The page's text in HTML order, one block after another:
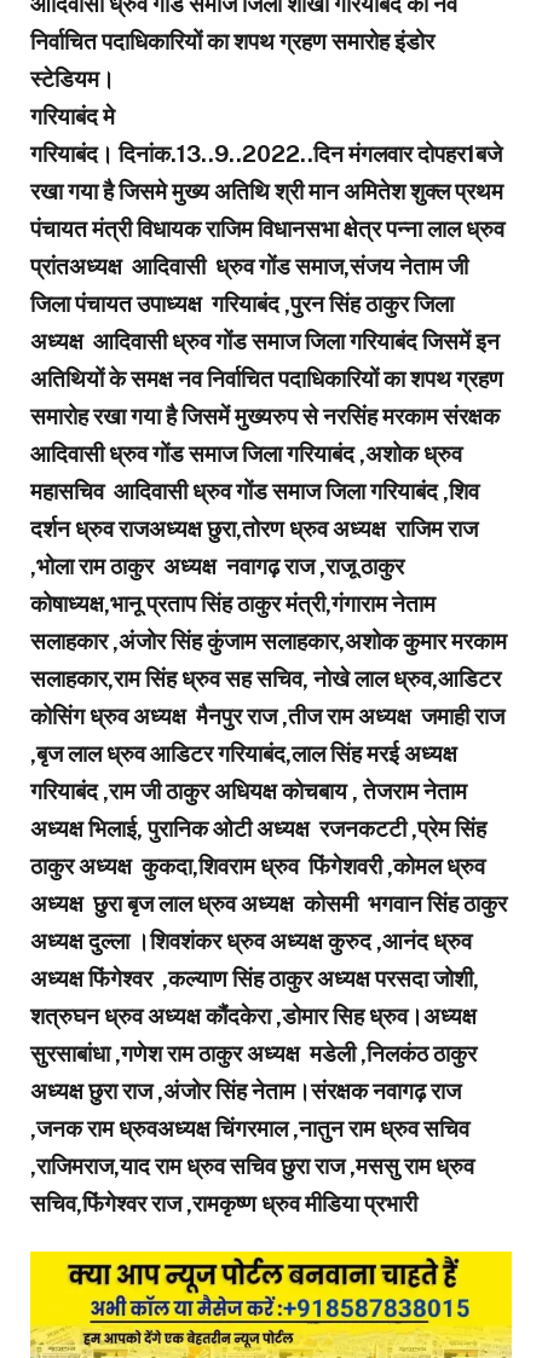
निर्वाचित पदाधिकारियों का शपथ ग्रहण समारोह इंडोर
स्टेडियम।
गरियाबंद मे
गरियाबंद। दिनांक.13..9..2022..दिन मंगलवार दोपहर1बजे
रखा गया है जिसमे मुख्य अतिथि श्री मान अमितेश शुक्ल प्रथम
पंचायत मंत्री विधायक राजिम विधानसभा क्षेत्र पन्ना लाल ध्रुव
प्रांतअध्यक्ष आदिवासी ध्रुव गोंड समाज,संजय नेताम जी
जिला पंचायत उपाध्यक्ष गरियाबंद ,पुरन सिंह ठाकुर जिला
अध्यक्ष आदिवासी ध्रुव गोंड समाज जिला गरियाबंद जिसमें इन
अतिथियों के समक्ष नव निर्वाचित पदाधिकारियों का शपथ ग्रहण
समारोह रखा गया है जिसमें मुख्यरुप से नरसिंह मरकाम संरक्षक
आदिवासी ध्रुव गोंड समाज जिला गरियाबंद ,अशोक ध्रुव
महासचिव आदिवासी ध्रुव गोंड समाज जिला गरियाबंद ,शिव
दर्शन ध्रुव राजअध्यक्ष छुरा,तोरण ध्रुव अध्यक्ष राजिम राज
,भोला राम ठाकुर अध्यक्ष नवागढ़ राज ,राजू ठाकुर
कोषाध्यक्ष,भानू प्रताप सिंह ठाकुर मंत्री,गंगाराम नेताम
सलाहकार ,अंजोर सिंह कुंजाम सलाहकार,अशोक कुमार मरकाम
सलाहकार,राम सिंह ध्रुव सह सचिव, नोखे लाल ध्रुव,आडिटर
कोसिंग ध्रुव अध्यक्ष मैनपुर राज ,तीज राम अध्यक्ष जमाही राज
,बृज लाल ध्रुव आडिटर गरियाबंद,लाल सिंह मरई अध्यक्ष
गरियाबंद ,राम जी ठाकुर अधियक्ष कोचबाय , तेजराम नेताम
अध्यक्ष भिलाई, पुरानिक ओटी अध्यक्ष रजनकटटी ,प्रेम सिंह
ठाकुर अध्यक्ष कुकदा,शिवराम ध्रुव फिंगेशवरी ,कोमल ध्रुव
अध्यक्ष छुरा बृज लाल ध्रुव अध्यक्ष कोसमी भगवान सिंह ठाकुर
अध्यक्ष दुल्ला ।शिवशंकर ध्रुव अध्यक्ष कुरुद ,आनंद ध्रुव
अध्यक्ष फिंगेश्वर ,कल्याण सिंह ठाकुर अध्यक्ष परसदा जोशी,
शत्रुघन ध्रुव अध्यक्ष कौंदकेरा ,डोमार सिह ध्रुव।अध्यक्ष
सुरसाबांधा ,गणेश राम ठाकुर अध्यक्ष मडेली ,निलकंठ ठाकुर
अध्यक्ष छुरा राज ,अंजोर सिंह नेताम।संरक्षक नवागढ़ राज
,जनक राम ध्रुवअध्यक्ष चिंगरमाल ,नातुन राम ध्रुव सचिव
,राजिमराज,याद राम ध्रुव सचिव छुरा राज ,मससु राम ध्रुव
सचिव,फिंगेश्वर राज ,रामकृष्ण ध्रुव मीडिया प्रभारी